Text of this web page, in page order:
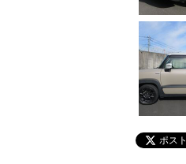
ポスト